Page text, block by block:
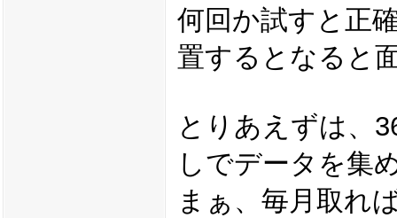
何回か試すと正
置するとなると
とりあえずは、
しでデータを集
まぁ、毎月取れ